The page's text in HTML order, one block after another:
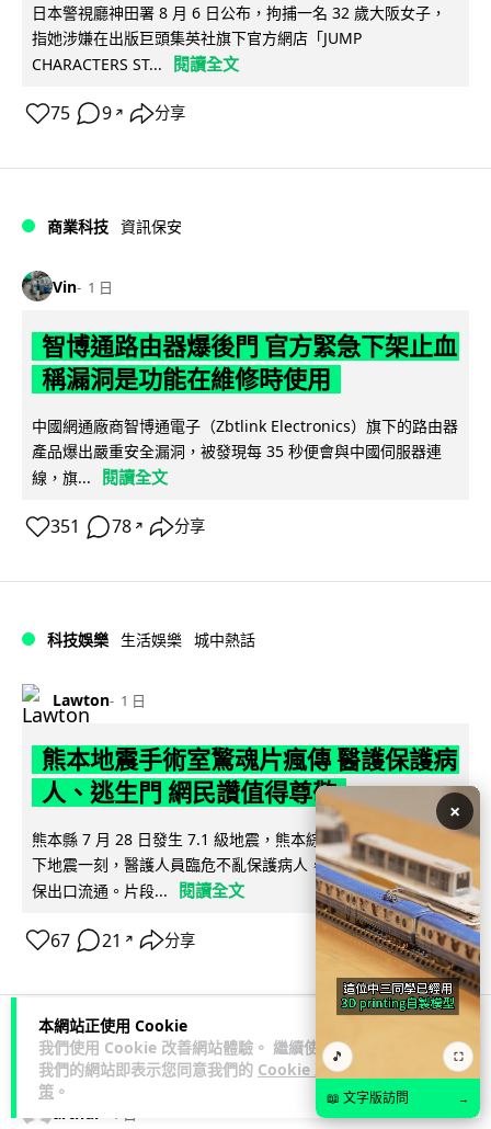
本網站正使用 Cookie
我們使用 Cookie 改善網站體驗。 繼續使用
我們的網站即表示您同意我們的 Cookie 政
策 。
日本警視廳神田署 8 月 6 日公布，拘捕一名 32 歲大阪女子，
指她涉嫌在出版巨頭集英社旗下官方網店「JUMP
CHARACTERS ST...
閱讀全文
75 9 ↗ 分享
商業科技 資訊保安
Vin 1 日
智博通路由器爆後門 官方緊急下架止血
稱漏洞是功能在維修時使用
中國網通廠商智博通電子（Zbtlink Electronics）旗下的路由器
產品爆出嚴重安全漏洞，被發現每 35 秒便會與中國伺服器連
線，旗...
閱讀全文
351 78 ↗ 分享
科技娛樂 生活娛樂 城中熱話
Lawton 1 日
熊本地震手術室驚魂片瘋傳 醫護保護病
人、逃生門 網民讚值得尊敬
熊本縣 7 月 28 日發生 7.1 級地震，熊本綜合醫院手術室鏡頭拍
下地震一刻，醫護人員臨危不亂保護病人，更馬上開逃生門確
保出口流通。片段...
閱讀全文
67 21 ↗ 分享
科技娛樂 生活科技 健康
arthur 1 日
×
🎵 ⛶
📖 文字版訪問 →